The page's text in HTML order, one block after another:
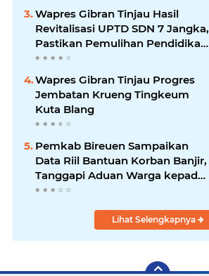
Wapres Gibran Tinjau Hasil
Revitalisasi UPTD SDN 7 Jangka,
Pastikan Pemulihan Pendidikan
Pascabencana Berjalan Optimal
Wapres Gibran Tinjau Progres
Jembatan Krueng Tingkeum
Kuta Blang
Pemkab Bireuen Sampaikan
Data Riil Bantuan Korban Banjir,
Tanggapi Aduan Warga kepada
Wapres
Lihat Selengkapnya